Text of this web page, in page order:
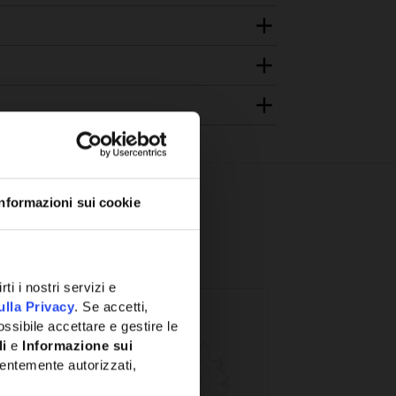
sui cookie
i nostri servizi e
Privacy. Se accetti,
accettare e gestire le
e Informazione sui
autorizzati,